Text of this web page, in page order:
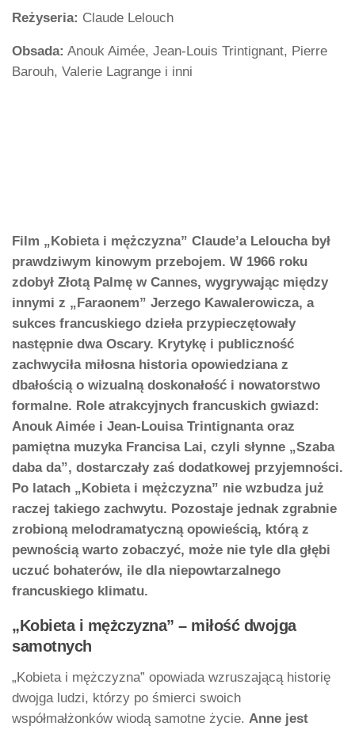
Reżyseria: Claude Lelouch
Obsada: Anouk Aimée, Jean-Louis Trintignant, Pierre
Barouh, Valerie Lagrange i inni
Film „Kobieta i mężczyzna” Claude’a Leloucha był
prawdziwym kinowym przebojem. W 1966 roku
zdobył Złotą Palmę w Cannes, wygrywając między
innymi z „Faraonem” Jerzego Kawalerowicza, a
sukces francuskiego dzieła przypieczętowały
następnie dwa Oscary. Krytykę i publiczność
zachwyciła miłosna historia opowiedziana z
dbałością o wizualną doskonałość i nowatorstwo
formalne. Role atrakcyjnych francuskich gwiazd:
Anouk Aimée i Jean-Louisa Trintignanta oraz
pamiętna muzyka Francisa Lai, czyli słynne „Szaba
daba da”, dostarczały zaś dodatkowej przyjemności.
Po latach „Kobieta i mężczyzna” nie wzbudza już
raczej takiego zachwytu. Pozostaje jednak zgrabnie
zrobioną melodramatyczną opowieścią, którą z
pewnością warto zobaczyć, może nie tyle dla głębi
uczuć bohaterów, ile dla niepowtarzalnego
francuskiego klimatu.
„Kobieta i mężczyzna” – miłość dwojga
samotnych
„Kobieta i mężczyzna” opowiada wzruszającą historię
dwojga ludzi, którzy po śmierci swoich
współmałżonków wiodą samotne życie. Anne jest